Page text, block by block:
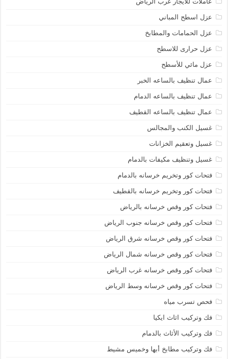
عزل اسطح المباني
عزل الحمامات والمطابخ
عزل حرارى للاسطح
عزل مائي للأسطح
عمال تنظيف بالساعه الخبر
عمال تنظيف بالساعه الدمام
عمال تنظيف بالساعه القطيف
غسيل الكنب والمجالس
غسيل وتعقيم الخزانات
غسيل وتنظيف مكيفات بالدمام
فتحات كور وتخريم خرسانه بالدمام
فتحات كور وتخريم خرسانه بالقطيف
فتحات كور وقص خرسانه بالرياض
فتحات كور وقص خرسانه جنوب الرياض
فتحات كور وقص خرسانه شرق الرياض
فتحات كور وقص خرسانه شمال الرياض
فتحات كور وقص خرسانه غرب الرياض
فتحات كور وقص خرسانه وسط الرياض
فحص تسرب مياه
فك وتركيب اثاث ايكيا
فك وتركيب الأثاث بالدمام
فك وتركيب مطابخ أبها وخميس مشيط